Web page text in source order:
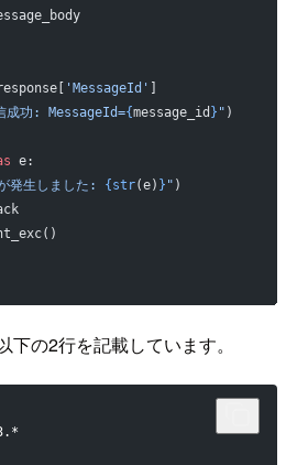
'MessageId'
成功: MessageId={message_id } " )
e:
発生しました: {str(e) } " )
下の2行を記載しています。